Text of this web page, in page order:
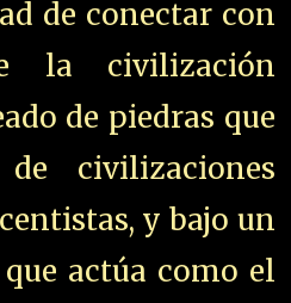
de conectar con
la civilización
de piedras que
civilizaciones
y bajo un
actúa como el